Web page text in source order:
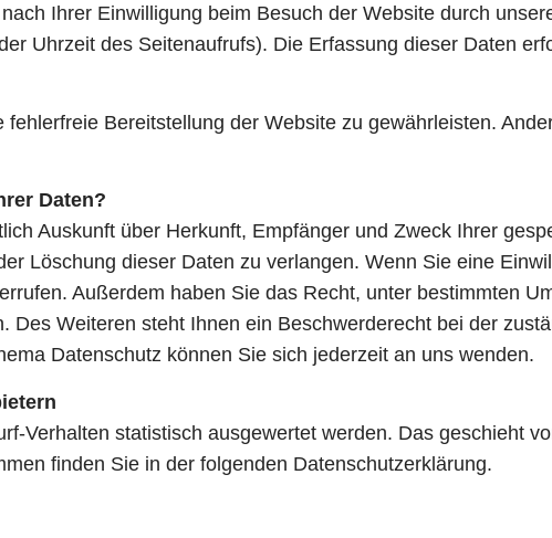
Ihrer Einwilligung beim Besuch der Website durch
Uhrzeit des Seitenaufrufs). Die Erfassung dieser Daten
Bereitstellung der Website zu gewährleisten.
Daten?
Auskunft über Herkunft, Empfänger und Zweck Ihrer
Löschung dieser Daten zu verlangen. Wenn Sie eine
Außerdem haben Sie das Recht, unter bestimmten
Des Weiteren steht Ihnen ein Beschwerderecht bei der
Datenschutz können Sie sich jederzeit an uns wenden.
Verhalten statistisch ausgewertet werden. Das geschieht
finden Sie in der folgenden Datenschutzerklärung.